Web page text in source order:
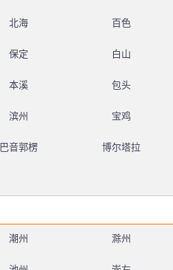
北海 百色
保定 白山
本溪 包头
滨州 宝鸡
巴音郭楞 博尔塔拉
潮州 滁州